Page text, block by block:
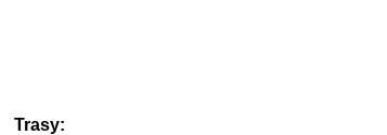
Trasy: